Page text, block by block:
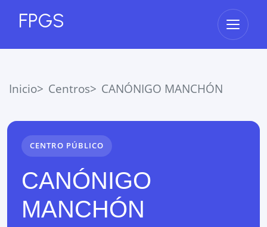
FPGS Abrir
Inicio Centros CANÓNIGO MANCHÓN
CENTRO PÚBLICO
CANÓNIGO
MANCHÓN